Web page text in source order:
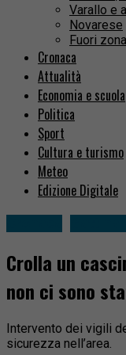
Varallo e
Novarese
Fuori zona
Cronaca
Attualità
Economia e scuola
Politica
Sport
Cultura e turismo
Meteo
Edizione Digitale
Crolla un
non ci sono
Intervento dei vigili
sicurezza nell’area.